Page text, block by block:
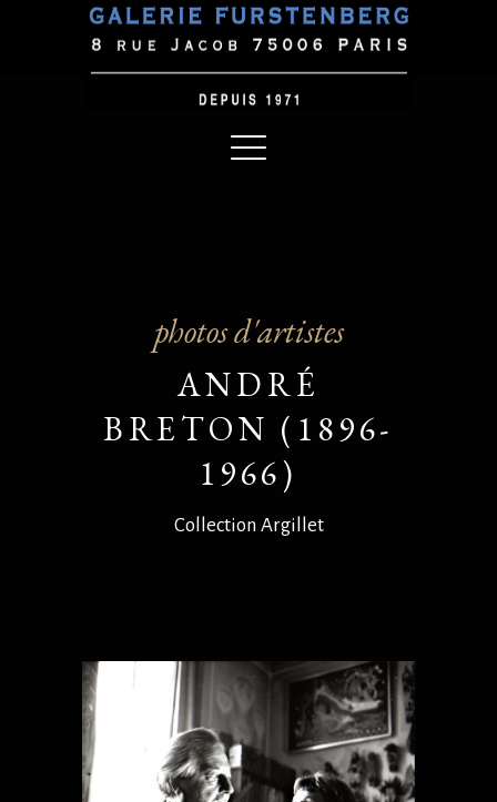
photos d'artistes
ANDRÉ
BRETON (1896-
1966)
Collection Argillet